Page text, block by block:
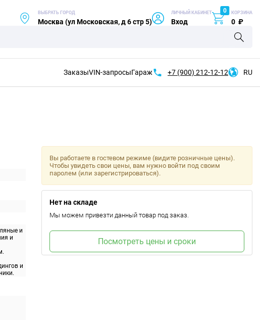
ВЫБРАТЬ ГОРОД
Москва (ул Московская, д 6 стр 5)
ЛИЧНЫЙ КАБИНЕТ
Вход
0 КОРЗИНА
0 ₽
ЗаказыVIN-запросыГараж +7 (900) 212-12-12 RU
и
и
и
Вы работаете в гостевом режиме (видите розничные цены).
Чтобы увидеть свои цены, вам нужно войти под своим
паролем (или зарегистрироваться).
Нет на складе
Мы можем привезти данный товар под заказ.
Посмотреть цены и сроки